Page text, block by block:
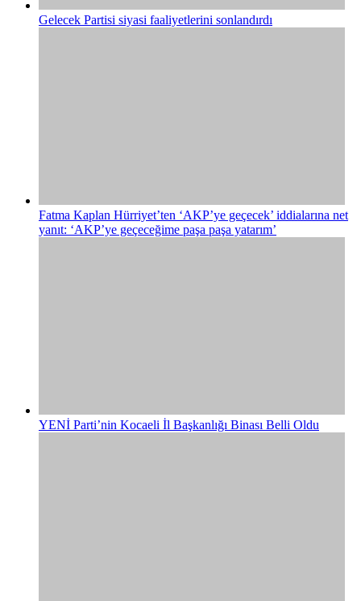
Gelecek Partisi siyasi faaliyetlerini sonlandırdı
Fatma Kaplan Hürriyet’ten ‘AKP’ye geçecek’ iddialarına net
yanıt: ‘AKP’ye geçeceğime paşa paşa yatarım’
YENİ Parti’nin Kocaeli İl Başkanlığı Binası Belli Oldu